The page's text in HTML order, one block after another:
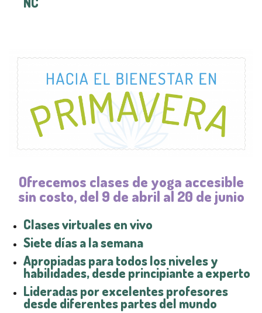
Ofrecemos clases de yoga accesible
sin costo, del 9 de abril al 20 de junio
Clases virtuales en vivo
Siete días a la semana
Apropiadas para todos los niveles y
habilidades, desde principiante a experto
Lideradas por excelentes profesores
desde diferentes partes del mundo